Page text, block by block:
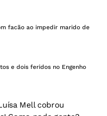
facão ao impedir marido de
e dois feridos no Engenho
Mell cobrou